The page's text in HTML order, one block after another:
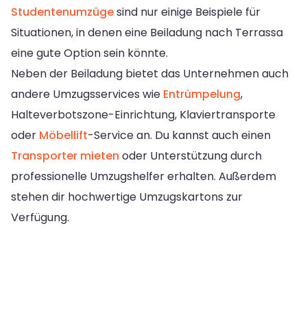
Studentenumzügesind nur einige Beispiele für
Situationen, in denen eine Beiladung nach Terrassa
eine gute Option sein könnte.
Neben der Beiladung bietet das Unternehmen auch
andere Umzugsservices wie Entrümpelung,
Halteverbotszone-Einrichtung, Klaviertransporte
oder Möbellift-Service an. Du kannst auch einen
Transporter mieten oder Unterstützung durch
professionelle Umzugshelfer erhalten. Außerdem
stehen dir hochwertige Umzugskartons zur
Verfügung.